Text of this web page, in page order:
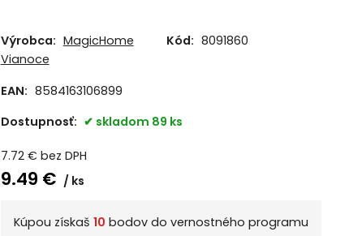
Výrobca: MagicHome
Vianoce
Kód: 8091860
EAN: 8584163106899
Dostupnosť:
skladom 89 ks
7.72€ bez DPH
9.49 € ks
Kúpou získaš 10 bodov do vernostného programu